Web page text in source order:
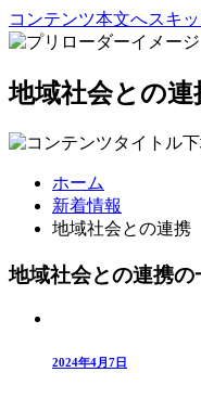
コンテンツ本文へスキ
地域社会との連
ホーム
新着情報
地域社会との連携
地域社会との連携の
2024年4月7日